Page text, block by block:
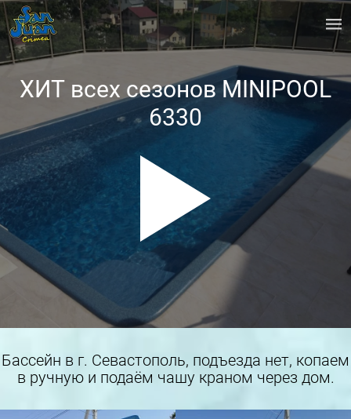
ХИТ всех сезонов MINIPOOL
6330
Бассейн в г. Севастополь, подъезда нет, копаем
в ручную и подаём чашу краном через дом.